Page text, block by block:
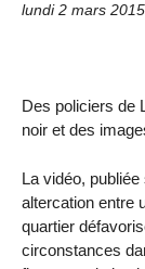
lundi 2 mars 2015
Des policiers de
noir et des
La vidéo,
altercation entre
quartier
circonstances